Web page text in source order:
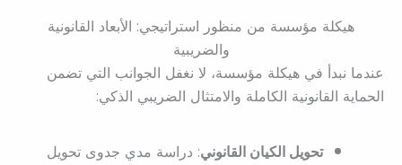
هيكلة مؤسسة من منظور استراتيجي: الأبعاد القانونية
والضريبية
عندما نبدأ في هيكلة مؤسسة، لا نغفل الجوانب التي تضمن
الحماية القانونية الكاملة والامتثال الضريبي الذكي:
تحويل الكيان القانوني: دراسة مدي جدوى تحويل